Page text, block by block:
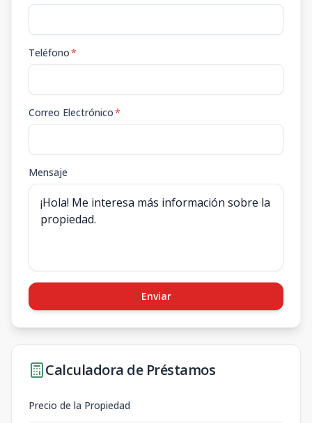
Teléfono*
Correo Electrónico*
Mensaje
Enviar
Calculadora de Préstamos
Precio de la Propiedad